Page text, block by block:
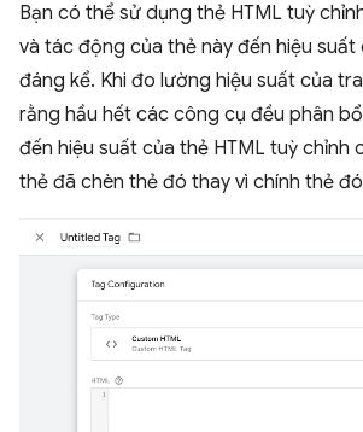
Bạn có thể sử dụng thẻ HTML tuỳ
và tác động của thẻ này đến hiệu suất
đáng kể. Khi đo lường hiệu suất của
rằng hầu hết các công cụ đều phân
đến hiệu suất của thẻ HTML tuỳ chỉnh
thẻ đã chèn thẻ đó thay vì chính thẻ